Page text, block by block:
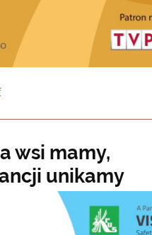
wsi mamy,
unikamy